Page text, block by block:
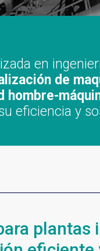
en
de
hombre-
eficiencia y